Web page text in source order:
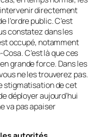
directement
l’ordre public. C’est
constatez dans les
occupé, notamment
C’est là que ces
grande force. Dans les
ne les trouverez pas.
stigmatisation de cet
déployer aujourd’hui
va pas apaiser